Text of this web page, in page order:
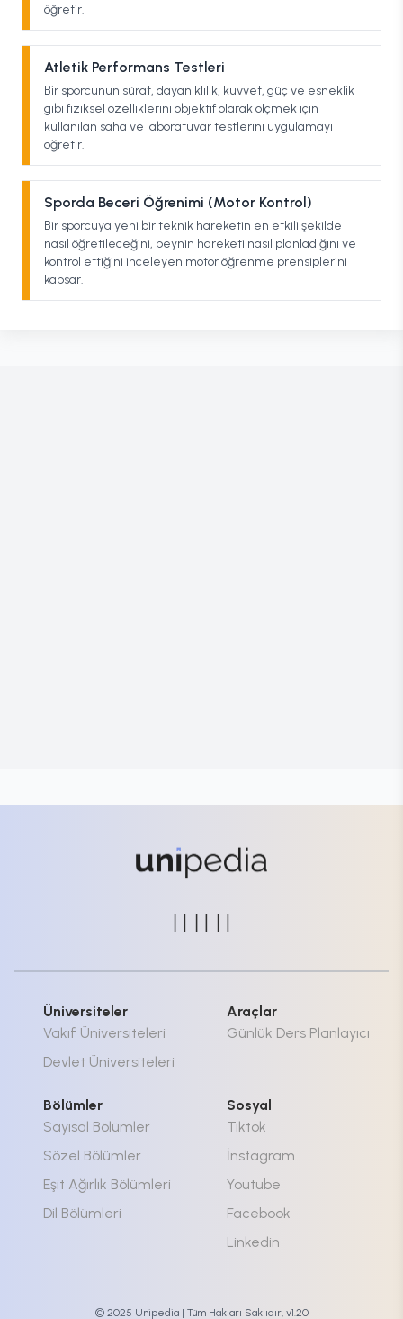
öğretir.
Atletik Performans Testleri
Bir sporcunun sürat, dayanıklılık, kuvvet, güç ve esneklik
gibi fiziksel özelliklerini objektif olarak ölçmek için
kullanılan saha ve laboratuvar testlerini uygulamayı
öğretir.
Sporda Beceri Öğrenimi (Motor Kontrol)
Bir sporcuya yeni bir teknik hareketin en etkili şekilde
nasıl öğretileceğini, beynin hareketi nasıl planladığını ve
kontrol ettiğini inceleyen motor öğrenme prensiplerini
kapsar.
Üniversiteler
Vakıf Üniversiteleri
Devlet Üniversiteleri
Araçlar
Günlük Ders Planlayıcı
Bölümler
Sayısal Bölümler
Sözel Bölümler
Eşit Ağırlık Bölümleri
Dil Bölümleri
Sosyal
Tiktok
İnstagram
Youtube
Facebook
Linkedin
© 2025 Unipedia | Tüm Hakları Saklıdır, v1.20